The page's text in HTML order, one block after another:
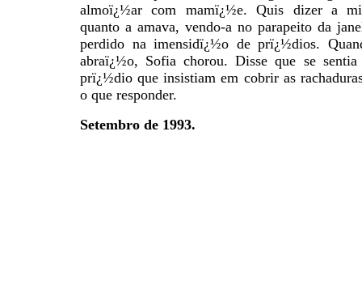
almoï¿½ar com mamï¿½e. Quis dizer a
quanto a amava, vendo-a no parapeito da
perdido na imensidï¿½o de prï¿½dios.
abraï¿½o, Sofia chorou. Disse que se
prï¿½dio que insistiam em cobrir as
o que responder.
Setembro de 1993.